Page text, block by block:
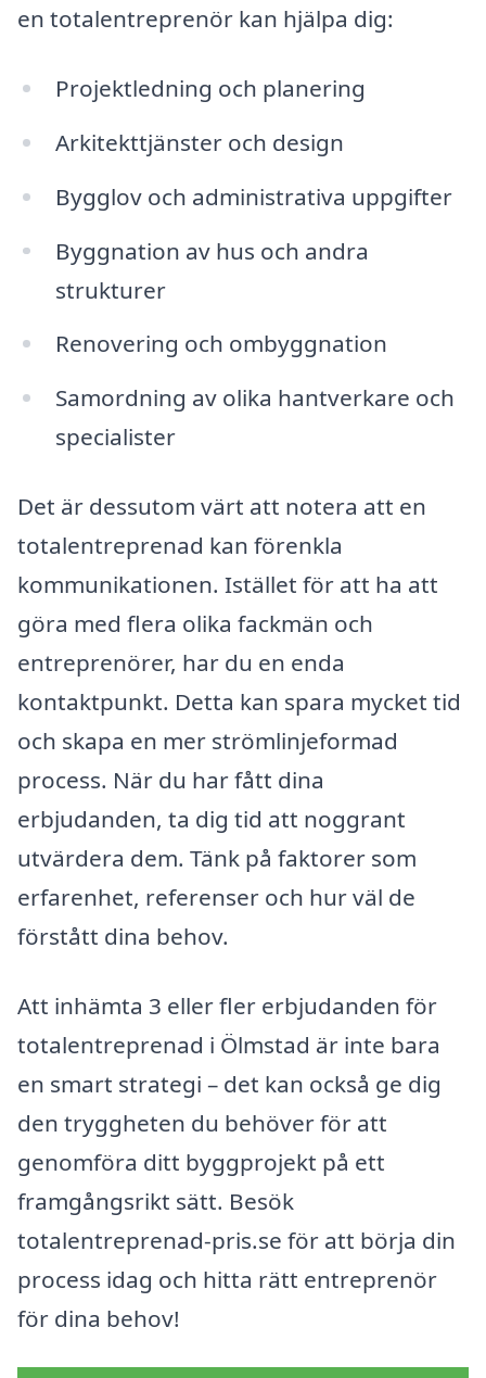
en totalentreprenör kan hjälpa dig:
Projektledning och planering
Arkitekttjänster och design
Bygglov och administrativa uppgifter
Byggnation av hus och andra
strukturer
Renovering och ombyggnation
Samordning av olika hantverkare och
specialister
Det är dessutom värt att notera att en
totalentreprenad kan förenkla
kommunikationen. Istället för att ha att
göra med flera olika fackmän och
entreprenörer, har du en enda
kontaktpunkt. Detta kan spara mycket tid
och skapa en mer strömlinjeformad
process. När du har fått dina
erbjudanden, ta dig tid att noggrant
utvärdera dem. Tänk på faktorer som
erfarenhet, referenser och hur väl de
förstått dina behov.
Att inhämta 3 eller fler erbjudanden för
totalentreprenad i Ölmstad är inte bara
en smart strategi – det kan också ge dig
den tryggheten du behöver för att
genomföra ditt byggprojekt på ett
framgångsrikt sätt. Besök
totalentreprenad-pris.se för att börja din
process idag och hitta rätt entreprenör
för dina behov!